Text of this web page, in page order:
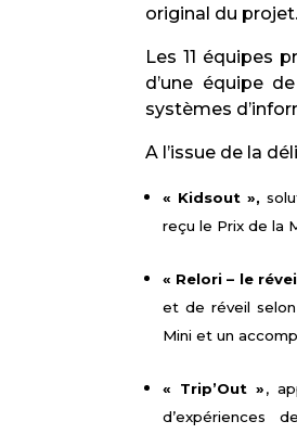
original du projet.
Les 11 équipes
d’une équipe
systèmes
A l’issue de la
« Kidsout »,
reçu le Prix de la
« Relori – le
et de réveil
Mini et un
« Trip’Out »,
d’expériences